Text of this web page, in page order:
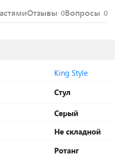
Отзывы 0Вопросы 0
King Style
Стул
Серый
Не складной
Ротанг